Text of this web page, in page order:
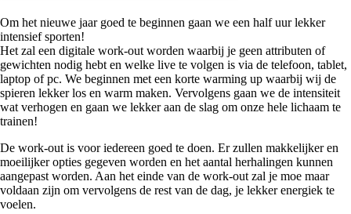
Om het nieuwe jaar goed te beginnen gaan we een half uur lekker
intensief sporten!
Het zal een digitale work-out worden waarbij je geen attributen of
gewichten nodig hebt en welke live te volgen is via de telefoon, tablet,
laptop of pc. We beginnen met een korte warming up waarbij wij de
spieren lekker los en warm maken. Vervolgens gaan we de intensiteit
wat verhogen en gaan we lekker aan de slag om onze hele lichaam te
trainen!
De work-out is voor iedereen goed te doen. Er zullen makkelijker en
moeilijker opties gegeven worden en het aantal herhalingen kunnen
aangepast worden. Aan het einde van de work-out zal je moe maar
voldaan zijn om vervolgens de rest van de dag, je lekker energiek te
voelen.